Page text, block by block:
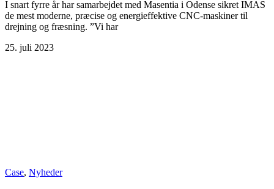
I snart fyrre år har samarbejdet med Masentia i Odense sikret IMAS
de mest moderne, præcise og energieffektive CNC-maskiner til
drejning og fræsning. ”Vi har
25. juli 2023
Case, Nyheder